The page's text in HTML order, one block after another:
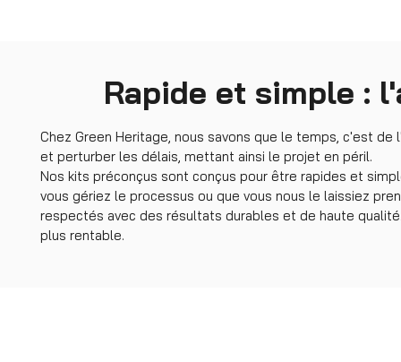
Rapide et simple :
Chez Green Heritage, nous savons que le temps, c'est
et perturber les délais, mettant ainsi le projet en péril.
Nos kits préconçus sont conçus pour être rapides et
vous gériez le processus ou que vous nous le laissiez
respectés avec des résultats durables et de haute
plus rentable.